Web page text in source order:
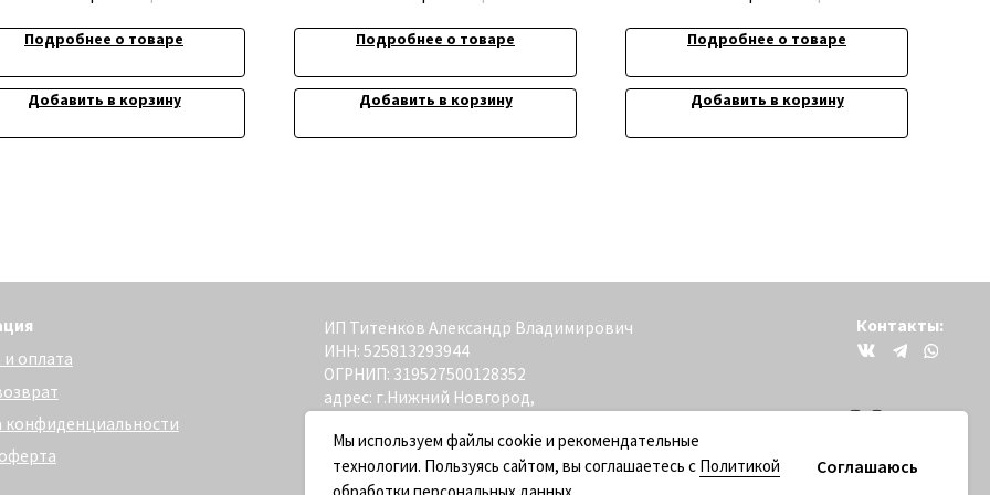
Мы используем файлы cookie и рекомендательные
технологии. Пользуясь сайтом, вы соглашаетесь с Политикой
Соглашаюсь
Подробнее о товаре
Добавить в корзину
Подробнее о товаре
Добавить в корзину
Подробнее о товаре
Добавить в корзину
ИП Титенков Александр Владимирович